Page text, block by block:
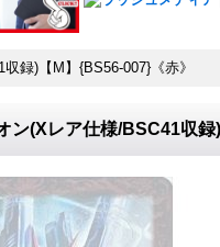
録)【M】{BS56-007}《赤》
ン(Xレア仕様/BSC41収録